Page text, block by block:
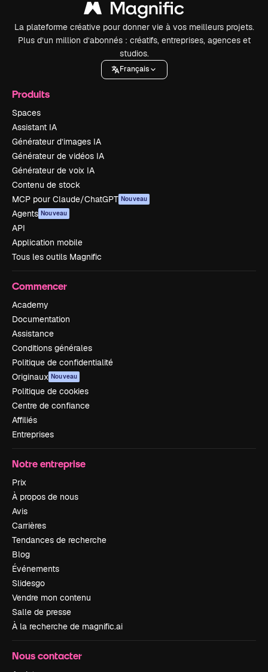
La plateforme créative pour donner vie à vos meilleurs projets.
Plus d’un million d’abonnés : créatifs, entreprises, agences et
studios.
Français
Produits
Spaces
Assistant IA
Générateur d’images IA
Générateur de vidéos IA
Générateur de voix IA
Contenu de stock
MCP pour Claude/ChatGPT Nouveau
Agents Nouveau
API
Application mobile
Tous les outils Magnific
Commencer
Academy
Documentation
Assistance
Conditions générales
Politique de confidentialité
Originaux Nouveau
Politique de cookies
Centre de confiance
Affiliés
Entreprises
Notre entreprise
Prix
À propos de nous
Avis
Carrières
Tendances de recherche
Blog
Événements
Slidesgo
Vendre mon contenu
Salle de presse
À la recherche de magnific.ai
Nous contacter